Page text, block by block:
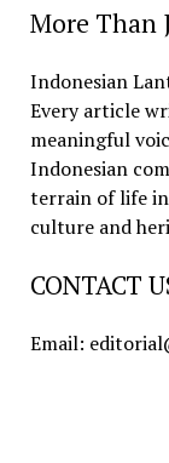
More Than
Indonesian
Every article
meaningful
Indonesian
terrain of life
culture and
CONTACT
Email: